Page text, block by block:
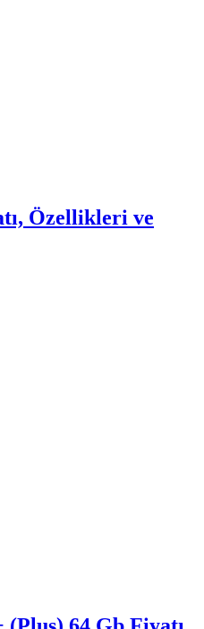
Özellikleri ve